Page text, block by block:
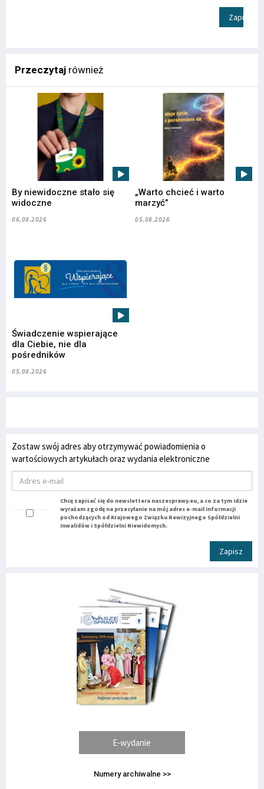
Zapisz
Przeczytaj również
By niewidoczne stało się
widoczne
06.08.2026
„Warto chcieć i warto
marzyć”
05.08.2026
Świadczenie wspierające
dla Ciebie, nie dla
pośredników
05.08.2026
Zostaw swój adres aby otrzymywać powiadomienia o
wartościowych artykułach oraz wydania elektroniczne
Chcę zapisać się do newslettera naszesprawy.eu, a co za tym idzie
wyrażam zgodę na przesyłanie na mój adres e-mail informacji
pochodzących od Krajowego Związku Rewizyjnego Spółdzielni
Inwalidów i Spółdzielni Niewidomych.
Zapisz
E-wydanie
Numery archiwalne >>